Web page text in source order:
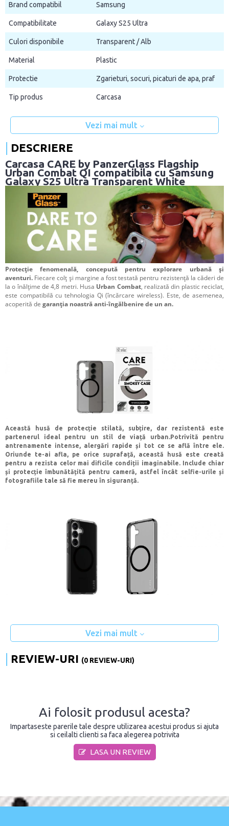
Brand compatibil Samsung
Compatibilitate Galaxy S25 Ultra
Culori disponibile Transparent / Alb
Material Plastic
Protectie Zgarieturi, socuri, picaturi de apa, praf
Tip produs Carcasa
Vezi mai mult
DESCRIERE
Carcasa CARE by PanzerGlass Flagship
Urban Combat QI compatibila cu Samsung
Galaxy S25 Ultra Transparent White
Protecție fenomenală, concepută pentru explorare urbană și
aventuri. Fiecare colț și margine a fost testată pentru rezistență la căderi de
la o înălțime de 4,8 metri. Husa Urban Combat, realizată din plastic reciclat,
este compatibilă cu tehnologia Qi (încărcare wireless). Este, de asemenea,
acoperită de garanția noastră anti-îngălbenire de un an.
Această husă de protecție stilată, subțire, dar rezistentă este
partenerul ideal pentru un stil de viață urban.Potrivită pentru
antrenamente intense, alergări rapide și tot ce se află între ele.
Oriunde te-ai afla, pe orice suprafață, această husă este creată
pentru a rezista celor mai dificile condiții imaginabile. Include chiar
și
protecție îmbunătățită pentru cameră, astfel încât selfie-urile și
fotografiile tale să fie mereu în siguranță.
Vezi mai mult
REVIEW-URI (0 REVIEW-URI)
Ai folosit produsul acesta?
Impartaseste parerile tale despre utilizarea acestui produs si ajuta
si ceilalti clienti sa faca alegerea potrivita
LASA UN REVIEW